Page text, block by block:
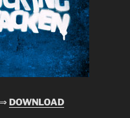
DOWNLOAD